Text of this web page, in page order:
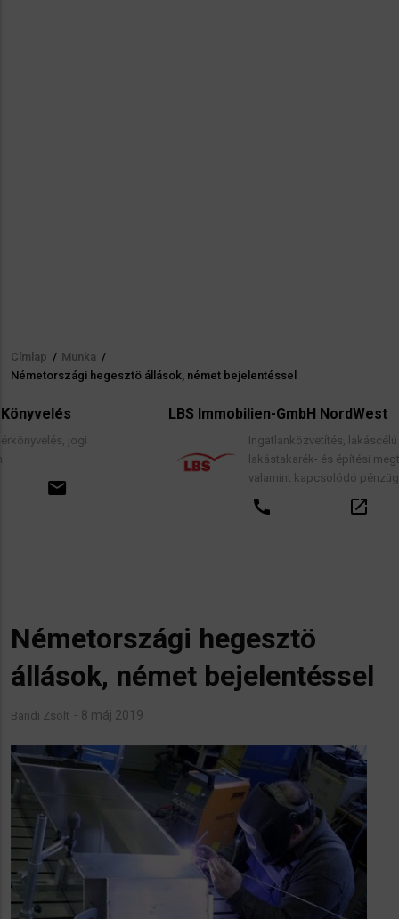
Morzsa
Címlap / Munka /
Németországi hegesztö állások, német bejelentéssel
LBS Immobilien-GmbH NordWest
Ingatlanközvetítés, lakáscélú finanszírozási
lakástakarék- és építési megtakarítási
valamint kapcsolódó pénzügyi tanácsadás.
open_in_new email
Németországi hegesztö
állások, német bejelentéssel
Bandi Zsolt 8 máj 2019